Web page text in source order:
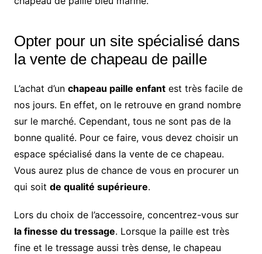
Opter pour un site spécialisé dans
la vente de chapeau de paille
L’achat d’un chapeau paille enfantest très facile de
nos jours. En effet, on le retrouve en grand nombre
sur le marché. Cependant, tous ne sont pas de la
bonne qualité. Pour ce faire, vous devez choisir un
espace spécialisé dans la vente de ce chapeau.
Vous aurez plus de chance de vous en procurer un
qui soit de qualité supérieure.
Lors du choix de l’accessoire, concentrez-vous sur
la finesse du tressage. Lorsque la paille est très
fine et le tressage aussi très dense, le chapeau